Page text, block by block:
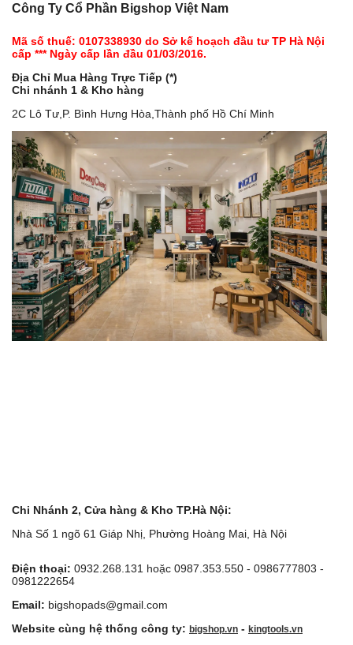
Công Ty Cổ Phần Bigshop Việt Nam
Mã số thuế: 0107338930 do Sở kế hoạch đầu tư TP Hà Nội
cấp *** Ngày cấp lần đầu 01/03/2016.
Địa Chỉ Mua Hàng Trực Tiếp (*)
Chi nhánh 1 & Kho hàng
2C Lô Tư,P. Bình Hưng Hòa,Thành phố Hồ Chí Minh
Chi Nhánh 2, Cửa hàng & Kho TP.Hà Nội:
Nhà Số 1 ngõ 61 Giáp Nhị, Phường Hoàng Mai, Hà Nội
Điện thoại: 0932.268.131 hoặc 0987.353.550 - 0986777803 -
0981222654
Email: bigshopads@gmail.com
Website cùng hệ thống công ty: bigshop.vn - kingtools.vn